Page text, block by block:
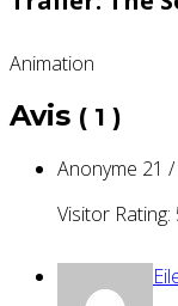
Animation
Avis ( 1 )
Anonyme 21
Visitor Rating: